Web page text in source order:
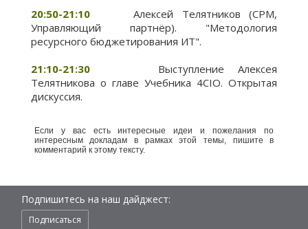
20:50-21:10 Алексей Телятников (CPM,
Управляющий партнёр). "Методология
ресурсного бюджетирования ИТ".
21:10-21:30Выступление Алексея
Телятникова о главе Учебника 4CIO. Открытая
дискуссия.
Если у вас есть интересные идеи и пожелания по
интересным докладам в рамках этой темы, пишите в
комментарий к этому тексту.
Подпишитесь на наш дайджест:
Подписаться